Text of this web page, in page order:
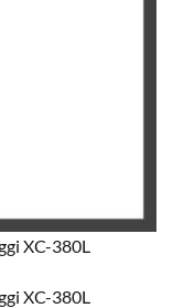
XC-380L
XC-380L